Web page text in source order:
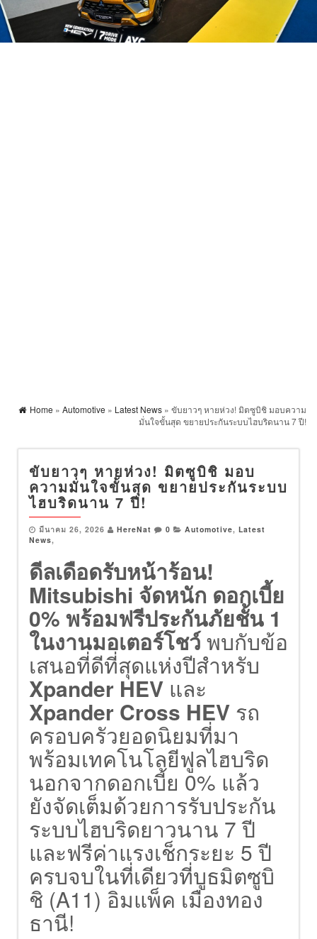
Home » Automotive » Latest News » ขับยาวๆ หายห่วง! มิตซูบิชิ มอบความ
มั่นใจขั้นสุด ขยายประกันระบบไฮบริดนาน 7 ปี!
ขับยาวๆ หายห่วง! มิตซูบิชิ มอบ
ความมั่นใจขั้นสุด ขยายประกันระบบ
ไฮบริดนาน 7 ปี!
มีนาคม 26, 2026 HereNat 0 Automotive, Latest
News,
ดีลเดือดรับหน้าร้อน!
Mitsubishi จัดหนัก ดอกเบี้ย
0% พร้อมฟรีประกันภัยชั้น 1
ในงานมอเตอร์โชว์พบกับข้อ
เสนอที่ดีที่สุดแห่งปีสำหรับ
Xpander HEV และ
Xpander Cross HEV รถ
ครอบครัวยอดนิยมที่มา
พร้อมเทคโนโลยีฟูลไฮบริด
นอกจากดอกเบี้ย 0% แล้ว
ยังจัดเต็มด้วยการรับประกัน
ระบบไฮบริดยาวนาน 7 ปี
และฟรีค่าแรงเช็กระยะ 5 ปี
ครบจบในที่เดียวที่บูธมิตซูบิ
ชิ (A11) อิมแพ็ค เมืองทอง
ธานี!